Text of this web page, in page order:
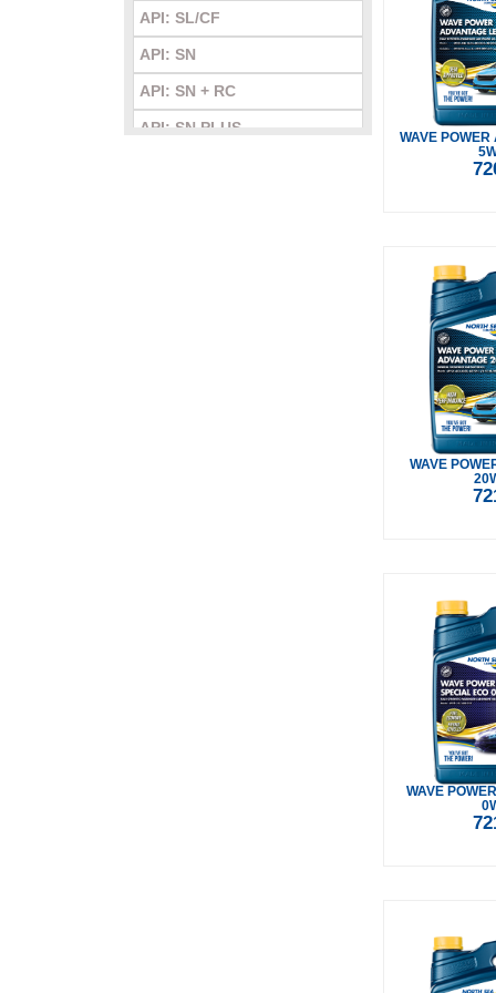
API: SL/CF
API: SN
API: SN + RC
API: SN PLUS
WAVE
WAVE
WAVE